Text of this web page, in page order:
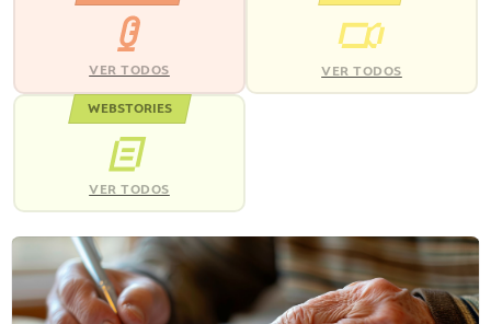
VER TODOS VER TODOS
WEBSTORIES
VER TODOS